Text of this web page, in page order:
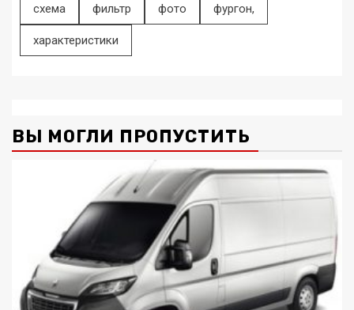
схема фильтр фото фургон,
характеристики
ВЫ МОГЛИ ПРОПУСТИТЬ